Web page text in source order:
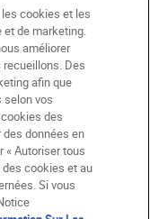
Accessibilité
cookies et les
de marketing.
améliorer
Des
afin que
selon vos
des
données en
« Autoriser tous
cookies et au
Si vous